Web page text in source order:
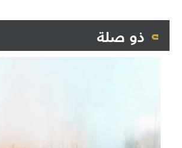
ذو صلة